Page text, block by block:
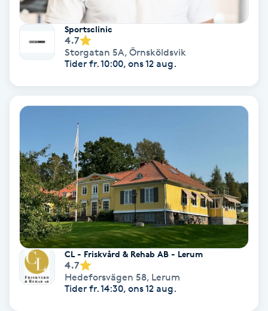
Sjukgymnastik
Skalpmassage
Skoinlägg
Skägg
Skäggfärgning
Skäggklippning
Skäggtrimmning
Sportsclinic
4.7
Storgatan 5A, Örnsköldsvik
Tider fr. 10:00, ons 12 aug.
CL - Friskvård & Rehab AB - Lerum
4.7
Hedeforsvägen 58, Lerum
Tider fr. 14:30, ons 12 aug.